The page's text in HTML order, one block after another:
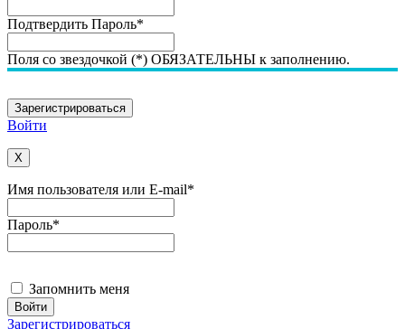
Подтвердить Пароль*
Поля со звездочкой (*) ОБЯЗАТЕЛЬНЫ к заполнению.
Войти
X
Имя пользователя или E-mail*
Пароль*
Запомнить меня
Зарегистрироваться